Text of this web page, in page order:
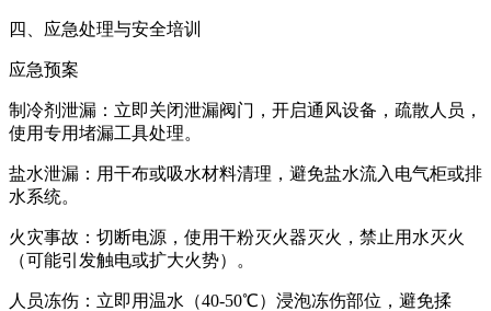
四、应急处理与安全培训
应急预案
制冷剂泄漏：立即关闭泄漏阀门，开启通风设备，疏散人员，
使用专用堵漏工具处理。
盐水泄漏：用干布或吸水材料清理，避免盐水流入电气柜或排
水系统。
火灾事故：切断电源，使用干粉灭火器灭火，禁止用水灭火
（可能引发触电或扩大火势）。
人员冻伤：立即用温水（40-50℃）浸泡冻伤部位，避免揉